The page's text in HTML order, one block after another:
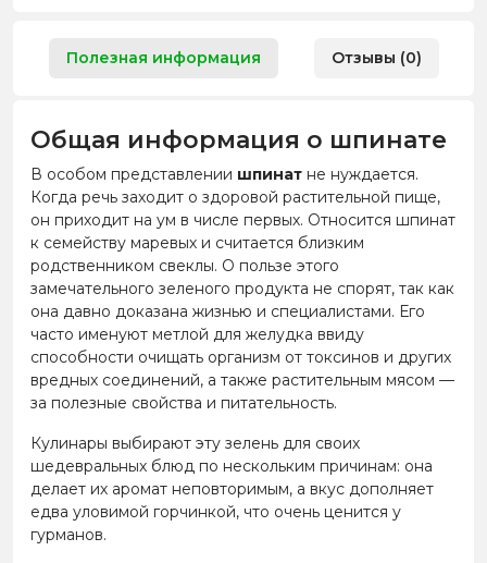
Полезная информация Отзывы (0)
Общая информация о шпинате
В особом представлении шпинат не нуждается.
Когда речь заходит о здоровой растительной пище,
он приходит на ум в числе первых. Относится шпинат
к семейству маревых и считается близким
родственником свеклы. О пользе этого
замечательного зеленого продукта не спорят, так как
она давно доказана жизнью и специалистами. Его
часто именуют метлой для желудка ввиду
способности очищать организм от токсинов и других
вредных соединений, а также растительным мясом —
за полезные свойства и питательность.
Кулинары выбирают эту зелень для своих
шедевральных блюд по нескольким причинам: она
делает их аромат неповторимым, а вкус дополняет
едва уловимой горчинкой, что очень ценится у
гурманов.